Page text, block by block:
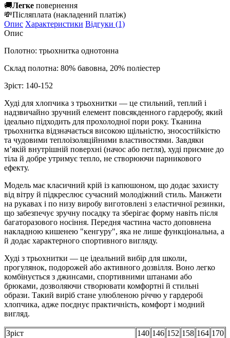
🚚Легке повернення
💸Післяплата (накладений платіж)
Опис Характеристики Відгуки (1)
Опис
Полотно: трьохнитка однотонна
Склад полотна: 80% бавовна, 20% поліестер
Зріст: 140-152
Худі для хлопчика з трьохнитки — це стильний, теплий і
надзвичайно зручний елемент повсякденного гардеробу, який
ідеально підходить для прохолодної пори року. Тканина
трьохнитка відзначається високою щільністю, зносостійкістю
та чудовими теплоізоляційними властивостями. Завдяки
м’якій внутрішній поверхні (начос або петля), худі приємне до
тіла й добре утримує тепло, не створюючи парникового
ефекту.
Модель має класичний крій із капюшоном, що додає захисту
від вітру й підкреслює сучасний молодіжний стиль. Манжети
на рукавах і по низу виробу виготовлені з еластичної резинки,
що забезпечує зручну посадку та зберігає форму навіть після
багаторазового носіння. Передня частина часто доповнена
накладною кишенею "кенгуру", яка не лише функціональна, а
й додає характерного спортивного вигляду.
Худі з трьохнитки — це ідеальний вибір для школи,
прогулянок, подорожей або активного дозвілля. Воно легко
комбінується з джинсами, спортивними штанами або
брюками, дозволяючи створювати комфортні й стильні
образи. Такий виріб стане улюбленою річчю у гардеробі
хлопчика, адже поєднує практичність, комфорт і модний
вигляд.
Зріст 140 146 152 158 164 170